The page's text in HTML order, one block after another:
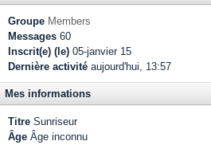
Groupe Members
Messages 60
Inscrit(e) (le) 05-janvier 15
Dernière activité aujourd'hui, 13:57
Mes informations
Titre Sunriseur
Âge Âge inconnu